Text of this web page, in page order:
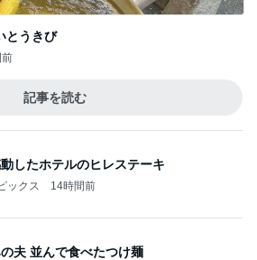
とうきび
記事を読む
したホテルのヒレステーキ
ックス 14時間前
夫 並んで食べたつけ麺